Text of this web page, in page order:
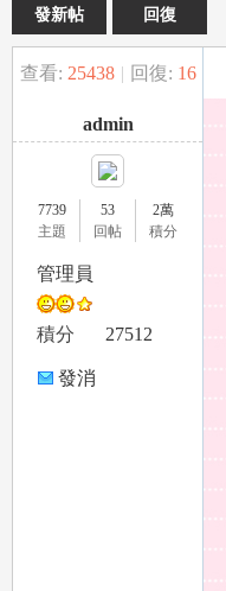
Te» ›
發新帖 回復
查看: 25438 | 回復: 16
admin
7739
主題
53
回帖
2萬
積分
管理員
積分 27512
發消